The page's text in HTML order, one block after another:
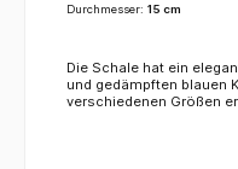
Durchmesser: 15 cm
Die Schale hat ein
und gedämpften blauen
verschiedenen Größen